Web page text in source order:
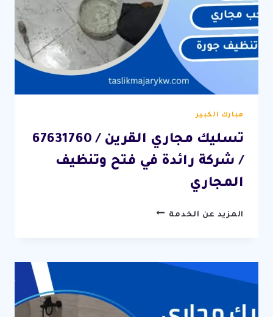
مبارك الكبير
تسليك مجاري القرين / 67631760
/ شركة رائدة في فتح وتنظيف
المجاري
المزيد عن الخدمةتسليك
رائدة